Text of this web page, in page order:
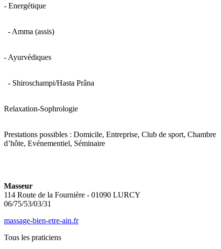
- Energétique
- Amma (assis)
- Ayurvédiques
- Shiroschampi/Hasta Prâna
Relaxation-Sophrologie
Prestations possibles : Domicile, Entreprise, Club de sport, Chambre
d’hôte, Evénementiel, Séminaire
Masseur
114 Route de la Fournière - 01090 LURCY
06/75/53/03/31
massage-bien-etre-ain.fr
Tous les praticiens